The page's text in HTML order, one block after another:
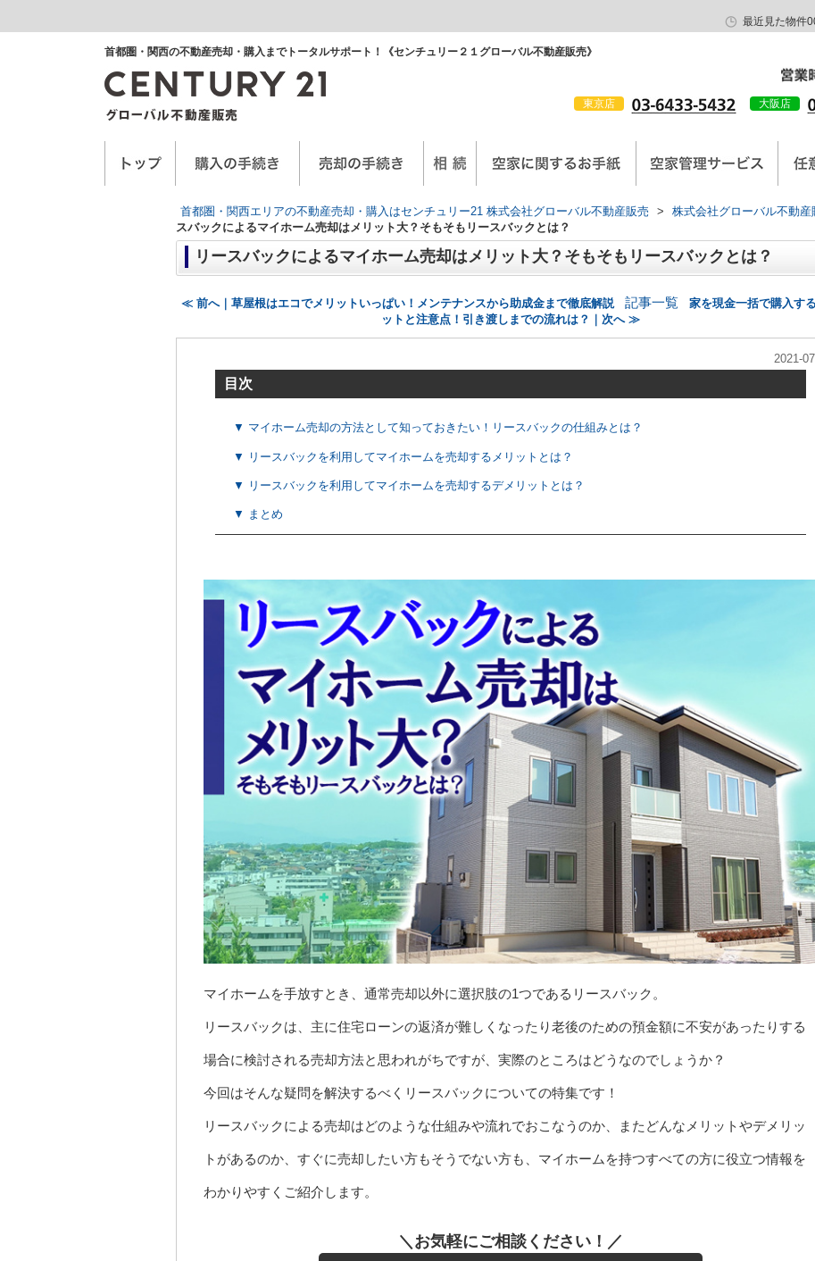
最近見た物件
首都圏・関西の不動産売却・購入までトータルサポート！《センチュリー２１グローバル不動産販売》
東京店 大阪店
首都圏・関西エリアの不動産売却・購入はセンチュリー21 株式会社グローバル不動産販売 > 株式会社グローバル不動
スバックによるマイホーム売却はメリット大？そもそもリースバックとは？
リースバックによるマイホーム売却はメリット大？そもそもリースバックとは？
≪ 前へ｜草屋根はエコでメリットいっぱい！メンテナンスから助成金まで徹底解説 記事一覧
家を現金一括で購入す
ットと注意点！引き渡しまでの流れは？｜次へ ≫
2021-
目次
▼ マイホーム売却の方法として知っておきたい！リースバックの仕組みとは？
▼ リースバックを利用してマイホームを売却するメリットとは？
▼ リースバックを利用してマイホームを売却するデメリットとは？
▼ まとめ
マイホームを手放すとき、通常売却以外に選択肢の1つであるリースバック。
リースバックは、主に住宅ローンの返済が難しくなったり老後のための預金額に不安があったりする
場合に検討される売却方法と思われがちですが、実際のところはどうなのでしょうか？
今回はそんな疑問を解決するべくリースバックについての特集です！
リースバックによる売却はどのような仕組みや流れでおこなうのか、またどんなメリットやデメリッ
トがあるのか、すぐに売却したい方もそうでない方も、マイホームを持つすべての方に役立つ情報を
わかりやすくご紹介します。
＼お気軽にご相談ください！／